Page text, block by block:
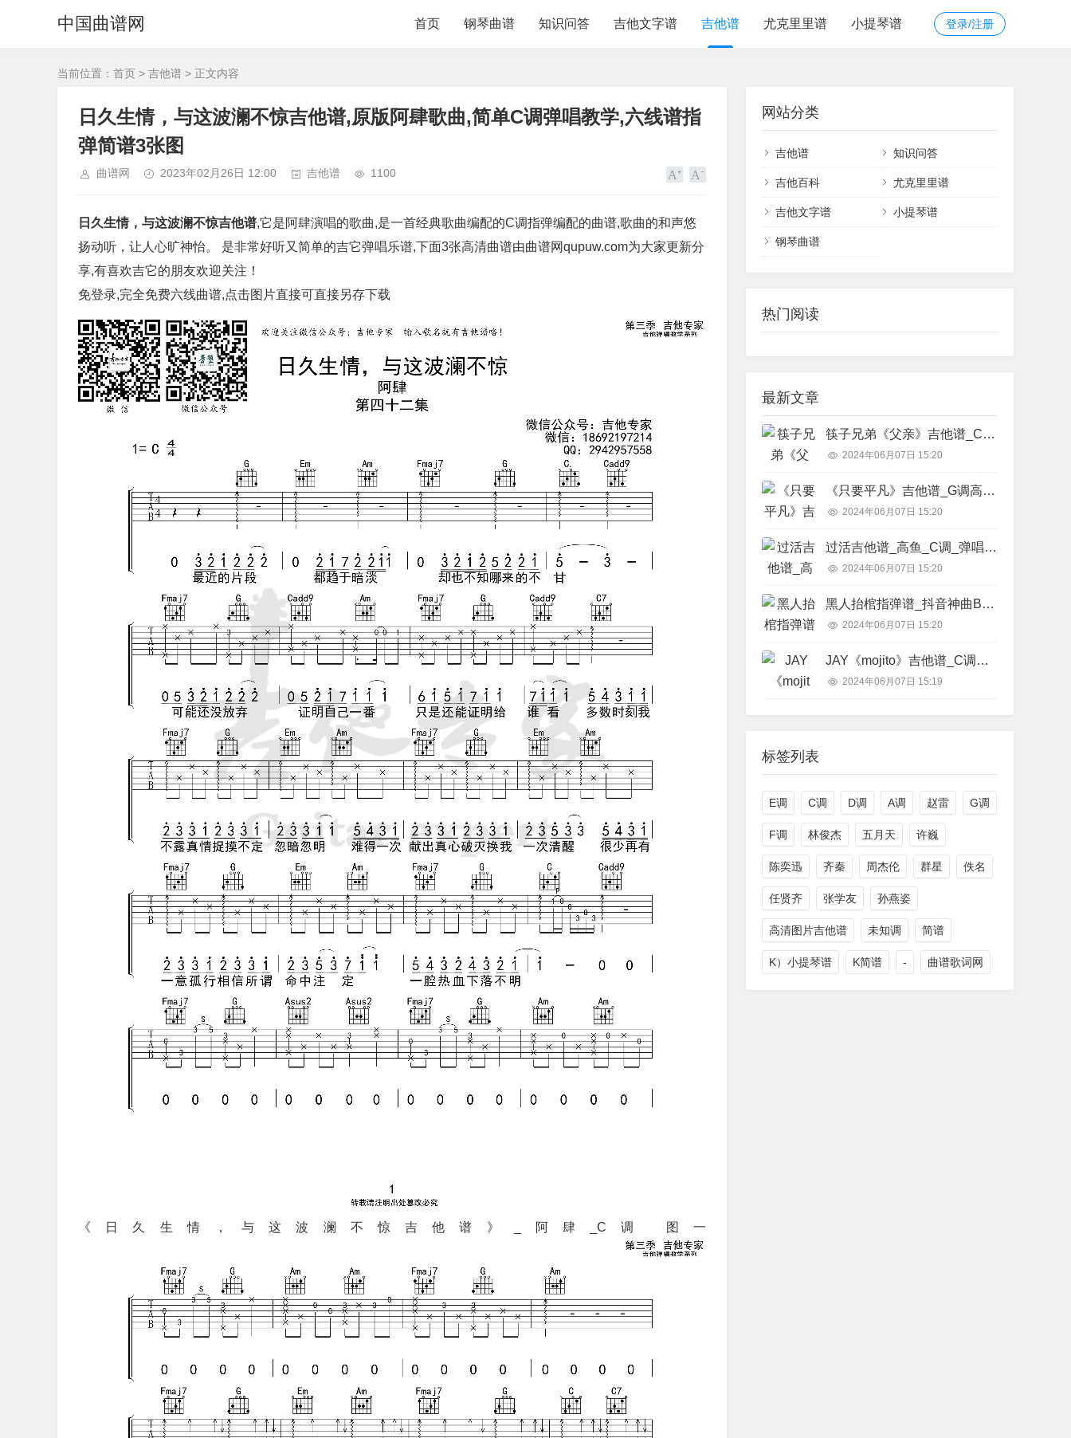
中国曲谱网 登录/注册
首页 钢琴曲谱 知识问答 吉他文字谱 吉他谱 尤克里里谱 小提琴谱
当前位置： 首页 > 吉他谱 > 正文内容
日久生情，与这波澜不惊吉他谱,原版阿肆歌曲,简单C调弹唱教学,六线谱指
弹简谱3张图
曲谱网 2023年02月26日 12:00 吉他谱 1100
日久生情，与这波澜不惊吉他谱,它是阿肆演唱的歌曲,是一首经典歌曲编配的C调指弹编配的曲谱,歌曲的和声悠
扬动听，让人心旷神怡。 是非常好听又简单的吉它弹唱乐谱,下面3张高清曲谱由曲谱网qupuw.com为大家更新分
享,有喜欢吉它的朋友欢迎关注！
免登录,完全免费六线曲谱,点击图片直接可直接另存下载
《日久生情，与这波澜不惊吉他谱》_阿肆_C调 图一
网站分类
吉他谱 知识问答
吉他百科 尤克里里谱
吉他文字谱 小提琴谱
钢琴曲谱
热门阅读
最新文章
筷子兄弟《父亲》吉他谱_C调精华版_吉他教学视频简谱歌词
2024年06月07日 15:20
《只要平凡》吉他谱_G调高清弹唱六线谱_张碧晨,张杰简谱歌词
2024年06月07日 15:20
过活吉他谱_高鱼_C调_弹唱六线谱简谱歌词
2024年06月07日 15:20
黑人抬棺指弹谱_抖音神曲BGM_原版弹唱吉他独奏谱简谱歌词
2024年06月07日 15:20
JAY《mojito》吉他谱_C调弹唱六线谱_拍弦高清图片谱_周杰伦简谱歌词
2024年06月07日 15:19
标签列表
E调 C调 D调 A调 赵雷 G调
F调 林俊杰 五月天 许巍
陈奕迅 齐秦 周杰伦 群星 佚名
任贤齐 张学友 孙燕姿
高清图片吉他谱 未知调 简谱
K）小提琴谱 K简谱 - 曲谱歌词网